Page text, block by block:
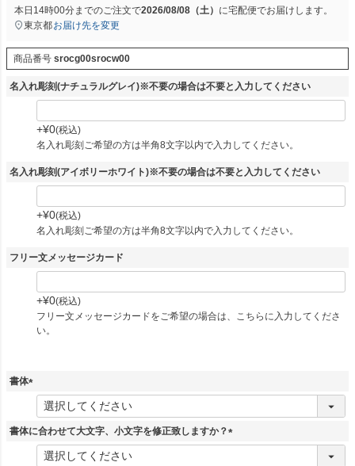
本日 14時00分までのご注文で2026/08/08（土） に宅配便でお届けします。
東京都お届け先を変更
商品番号 srocg00srocw00
名入れ彫刻(ナチュラルグレイ)※不要の場合は不要と入力してください
+¥0 税込
名入れ彫刻ご希望の方は半角8文字以内で入力してください。
名入れ彫刻(アイボリーホワイト)※不要の場合は不要と入力してください
+¥0 税込
名入れ彫刻ご希望の方は半角8文字以内で入力してください。
フリー文メッセージカード
+¥0 税込
フリー文メッセージカードをご希望の場合は、こちらに入力してくださ
い。
書体
須
書体に合わせて大文字、小文字を修正致しますか？
(